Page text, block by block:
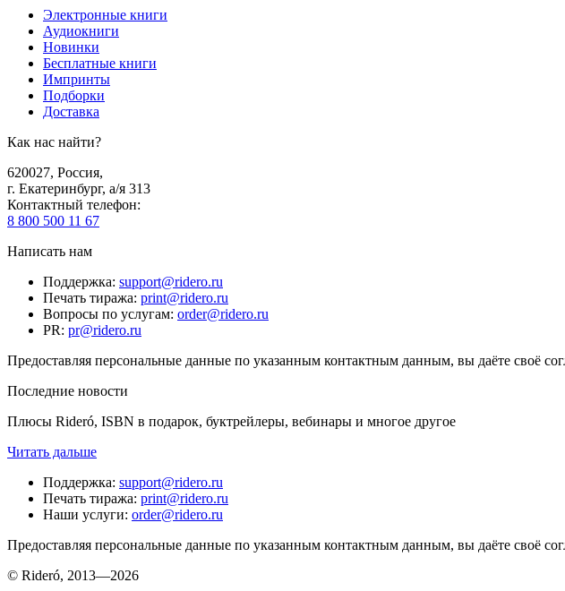
Электронные книги
Аудиокниги
Новинки
Бесплатные книги
Импринты
Подборки
Доставка
Как нас найти?
620027, Россия,
г. Екатеринбург, а/я 313
Контактный телефон:
8 800 500 11 67
Написать нам
Поддержка: support@ridero.ru
Печать тиража: print@ridero.ru
Вопросы по услугам: order@ridero.ru
PR: pr@ridero.ru
Предоставляя персональные данные по указанным контактным данным, вы даёте своё
Последние новости
Плюсы Rideró, ISBN в подарок, буктрейлеры, вебинары и многое другое
Читать дальше
Поддержка: support@ridero.ru
Печать тиража: print@ridero.ru
Наши услуги: order@ridero.ru
Предоставляя персональные данные по указанным контактным данным, вы даёте своё
© Rideró, 2013—2026